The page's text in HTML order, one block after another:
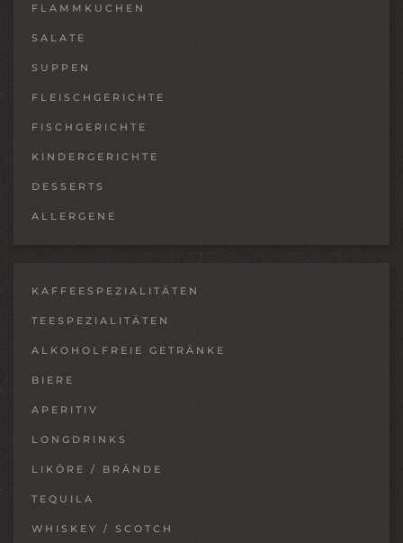
FLAMMKUCHEN
SALATE
SUPPEN
FLEISCHGERICHTE
FISCHGERICHTE
KINDERGERICHTE
DESSERTS
ALLERGENE
KAFFEESPEZIALITÄTEN
TEESPEZIALITÄTEN
ALKOHOLFREIE GETRÄNKE
BIERE
APERITIV
LONGDRINKS
LIKÖRE / BRÄNDE
TEQUILA
WHISKEY / SCOTCH